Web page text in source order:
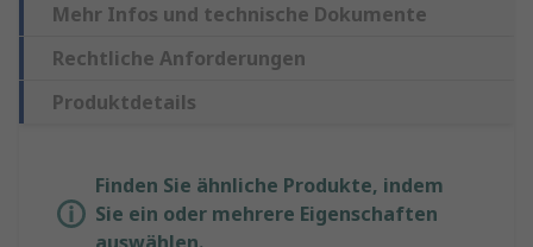
Mehr Infos und technische Dokumente
Rechtliche Anforderungen
Produktdetails
Finden Sie ähnliche Produkte, indem
Sie ein oder mehrere Eigenschaften